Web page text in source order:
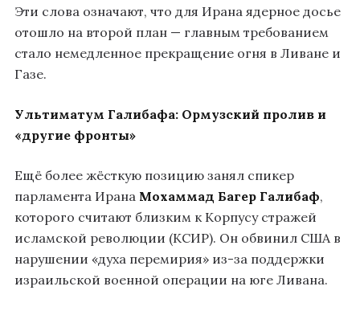
Эти слова означают, что для Ирана ядерное досье
отошло на второй план — главным требованием
стало немедленное прекращение огня в Ливане и
Газе.
Ультиматум Галибафа: Ормузский пролив и
«другие фронты»
Ещё более жёсткую позицию занял спикер
парламента Ирана Мохаммад Багер Галибаф,
которого считают близким к Корпусу стражей
исламской революции (КСИР). Он обвинил США в
нарушении «духа перемирия» из-за поддержки
израильской военной операции на юге Ливана.